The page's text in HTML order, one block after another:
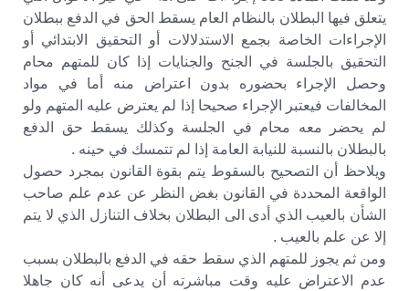
يتعلق فيها البطلان بالنظام العام يسقط الحق في الدفع ببطلان
الإجراءات الخاصة بجمع الاستدلالات أو التحقيق الابتدائي أو
التحقيق بالجلسة في الجنح والجنايات إذا كان للمتهم محام
وحصل الإجراء بحضوره بدون اعتراض منه أما في مواد
المخالفات فيعتبر الإجراء صحيحا إذا لم يعترض عليه المتهم ولو
لم يحضر معه محام في الجلسة وكذلك يسقط حق الدفع
بالبطلان بالنسبة للنيابة العامة إذا لم تتمسك في حينه .
ويلاحظ أن التصحيح بالسقوط يتم بقوة القانون بمجرد حصول
الواقعة المحددة في القانون بغض النظر عن عدم علم صاحب
الشأن بالعيب الذي أدى الى البطلان بخلاف التنازل الذي لا يتم
إلا عن علم بالعيب .
ومن ثم يجوز للمتهم الذي سقط حقه في الدفع بالبطلان بسبب
عدم الاعتراض عليه وقت مباشرته أن يدعى أنه كان جاهلا